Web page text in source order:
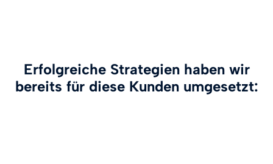
Erfolgreiche Strategien haben wir
bereits für diese Kunden umgesetzt: